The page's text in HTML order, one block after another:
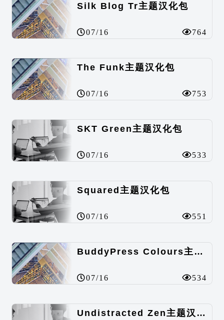
Silk Blog Tr主题汉化包
07/16 764
The Funk主题汉化包
07/16 753
SKT Green主题汉化包
07/16 533
Squared主题汉化包
07/16 551
BuddyPress Colours主题汉化包
07/16 534
Undistracted Zen主题汉化包